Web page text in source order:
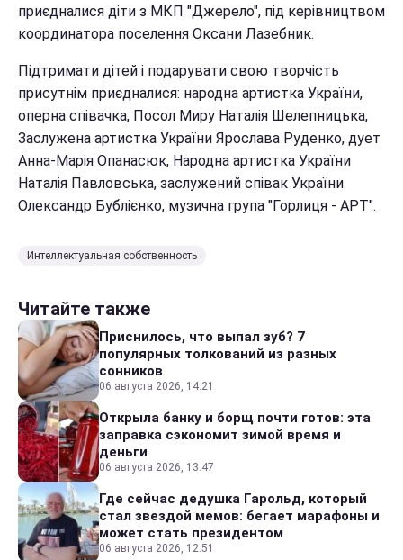
приєдналися діти з МКП "Джерело", під керівництвом
координатора поселення Оксани Лазебник.
Підтримати дітей і подарувати свою творчість
присутнім приєдналися: народна артистка України,
оперна співачка, Посол Миру Наталія Шелепницька,
Заслужена артистка України Ярослава Руденко, дует
Анна-Марія Опанасюк, Народна артистка України
Наталія Павловська, заслужений співак України
Олександр Бублієнко, музична група "Горлиця - АРТ".
Интеллектуальная собственность
Читайте также
Приснилось, что выпал зуб? 7
популярных толкований из разных
сонников
06 августа 2026, 14:21
Открыла банку и борщ почти готов: эта
заправка сэкономит зимой время и
деньги
06 августа 2026, 13:47
Где сейчас дедушка Гарольд, который
стал звездой мемов: бегает марафоны и
может стать президентом
06 августа 2026, 12:51